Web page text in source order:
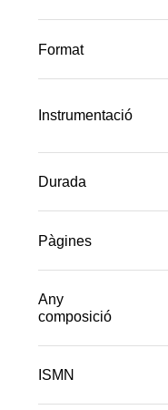
Format
Instrumentació
Durada
Pàgines
Any
composició
ISMN